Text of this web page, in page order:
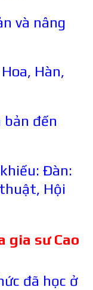
và nâng
Hàn,
bản đến
Đàn:
Hội
gia sưCao
đã học ở